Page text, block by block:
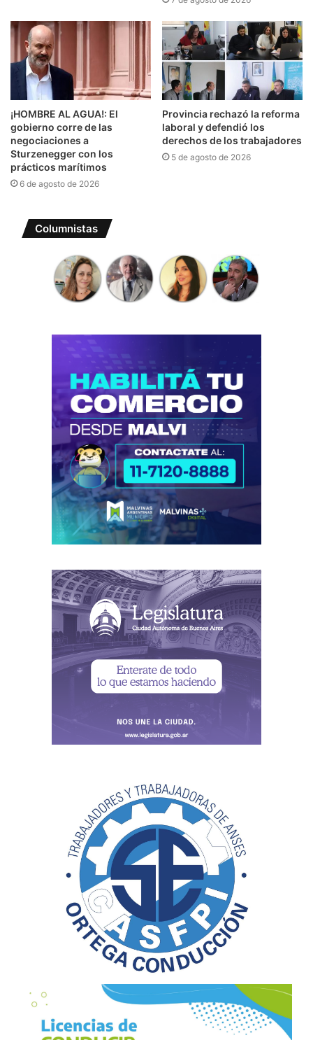
¡HOMBRE AL AGUA!: El
gobierno corre de las
negociaciones a
Sturzenegger con los
prácticos marítimos
6 de agosto de 2026
Provincia rechazó la reforma
laboral y defendió los
derechos de los trabajadores
5 de agosto de 2026
Columnistas